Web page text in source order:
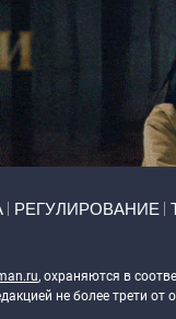
РЕГУЛИРОВАНИЕ
, охраняются в
не более трети от